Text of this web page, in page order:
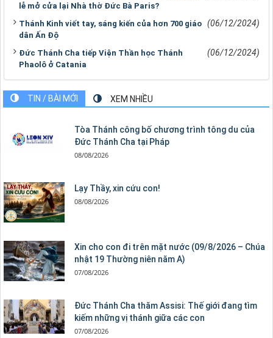
lễ mở cửa lại Nhà thờ Đức Bà Paris?
Thánh Kinh viết tay, sáng kiến của hơn 700 giáo
dân Ấn Độ
(06/12/2024)
Đức Thánh Cha tiếp Viện Thần học Thánh
Phaolô ở Catania
(06/12/2024)
TIN / BÀI MỚI XEM NHIỀU
Tòa Thánh công bố chương trình tông du của
Đức Thánh Cha tại Pháp
08/08/2026
Lạy Thầy, xin cứu con!
08/08/2026
Xin cho con đi trên mặt nước (09/8/2026 – Chúa
nhật 19 Thường niên năm A)
07/08/2026
Đức Thánh Cha thăm Assisi: Thế giới đang tìm
kiếm những vị thánh giữa các con
07/08/2026